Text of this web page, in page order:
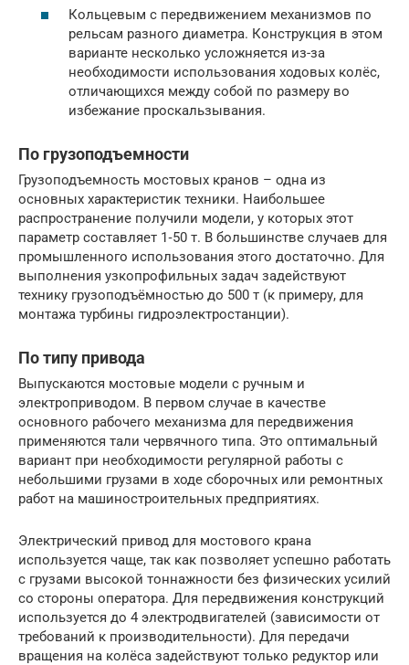
Кольцевым с передвижением механизмов по
рельсам разного диаметра. Конструкция в этом
варианте несколько усложняется из-за
необходимости использования ходовых колёс,
отличающихся между собой по размеру во
избежание проскальзывания.
По грузоподъемности
Грузоподъемность мостовых кранов – одна из
основных характеристик техники. Наибольшее
распространение получили модели, у которых этот
параметр составляет 1‑50 т. В большинстве случаев для
промышленного использования этого достаточно. Для
выполнения узкопрофильных задач задействуют
технику грузоподъёмностью до 500 т (к примеру, для
монтажа турбины гидроэлектростанции).
По типу привода
Выпускаются мостовые модели с ручным и
электроприводом. В первом случае в качестве
основного рабочего механизма для передвижения
применяются тали червячного типа. Это оптимальный
вариант при необходимости регулярной работы с
небольшими грузами в ходе сборочных или ремонтных
работ на машиностроительных предприятиях.
Электрический привод для мостового крана
используется чаще, так как позволяет успешно работать
с грузами высокой тоннажности без физических усилий
со стороны оператора. Для передвижения конструкций
используется до 4 электродвигателей (зависимости от
требований к производительности). Для передачи
вращения на колёса задействуют только редуктор или